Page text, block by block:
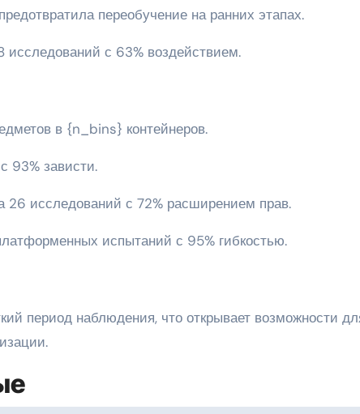
переобучение на ранних этапах.
с 63% воздействием.
в {n_bins} контейнеров.
93% зависти.
исследований с 72% расширением прав.
испытаний с 95% гибкостью.
период наблюдения, что открывает возможности